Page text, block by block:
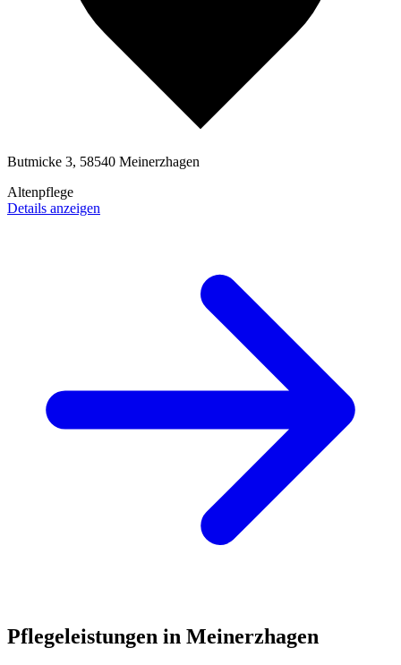
Butmicke 3, 58540 Meinerzhagen
Altenpflege
Details anzeigen
Pflegeleistungen in Meinerzhagen